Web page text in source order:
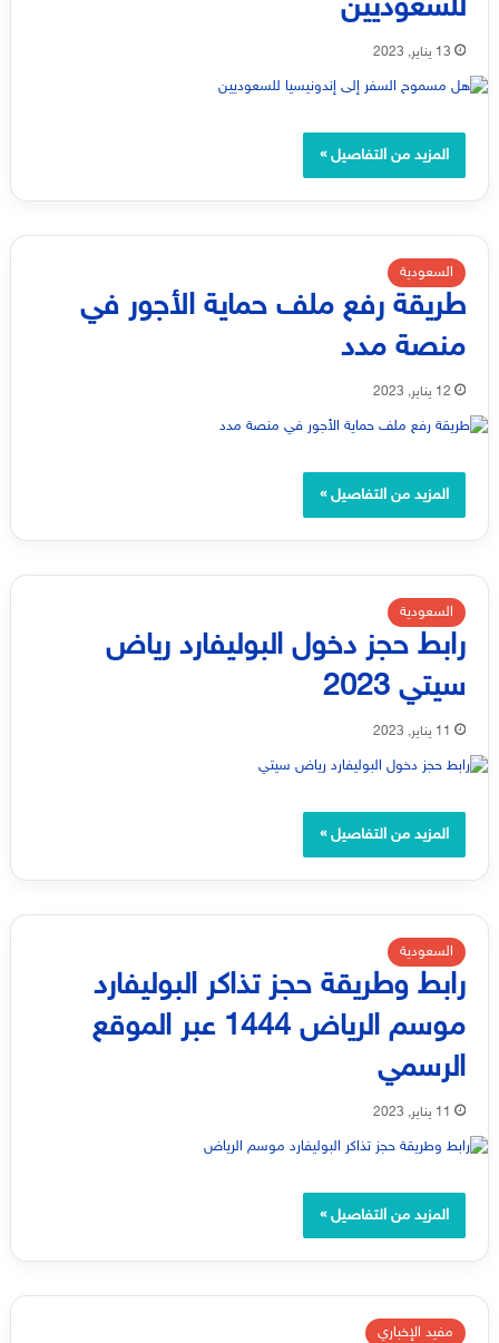
للسعوديين
13 يناير, 2023
المزيد من التفاصيل »
السعودية
طريقة رفع ملف حماية الأجور في
منصة مدد
12 يناير, 2023
المزيد من التفاصيل »
السعودية
رابط حجز دخول البوليفارد رياض
سيتي 2023
11 يناير, 2023
المزيد من التفاصيل »
السعودية
رابط وطريقة حجز تذاكر البوليفارد
موسم الرياض 1444 عبر الموقع
الرسمي
11 يناير, 2023
المزيد من التفاصيل »
مفيد الإخباري